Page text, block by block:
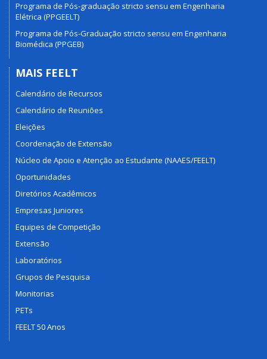
Programa de Pós-graduação stricto sensu em Engenharia
Elétrica (PPGEELT)
Programa de Pós-Graduação stricto sensu em Engenharia
Biomédica (PPGEB)
MAIS FEELT
Calendário de Recursos
Calendário de Reuniões
Eleições
Coordenação de Extensão
Núcleo de Apoio e Atenção ao Estudante (NAAES/FEELT)
Oportunidades
Diretórios Acadêmicos
Empresas Juniores
Equipes de Competição
Extensão
Laboratórios
Grupos de Pesquisa
Monitorias
PETs
FEELT 50 Anos